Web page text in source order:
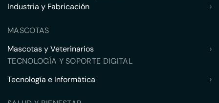
Industria y Fabricación
›
MASCOTAS
Mascotas y Veterinarios
›
TECNOLOGÍA Y SOPORTE DIGITAL
Tecnología e Informática
›